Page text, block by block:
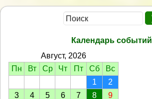
Календарь событий
Август, 2026
Пн
Вт Ср Чт Пт Сб
Вс
1
2
3
4 5 6 7 8
9